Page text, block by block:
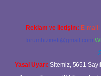
Reklam ve İletişim: E-mail:
forumhizmeti@gmail.com
Yasal Uyarı: Sitemiz, 5651